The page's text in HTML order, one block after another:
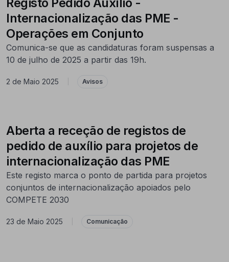
Internacionalização das PME -
Operações em Conjunto
Comunica-se que as candidaturas foram suspensas a
10 de julho de 2025 a partir das 19h.
2 de Maio 2025 Avisos
Aberta a receção de registos de
pedido de auxílio para projetos de
internacionalização das PME
Este registo marca o ponto de partida para projetos
conjuntos de internacionalização apoiados pelo
COMPETE 2030
23 de Maio 2025 Comunicação